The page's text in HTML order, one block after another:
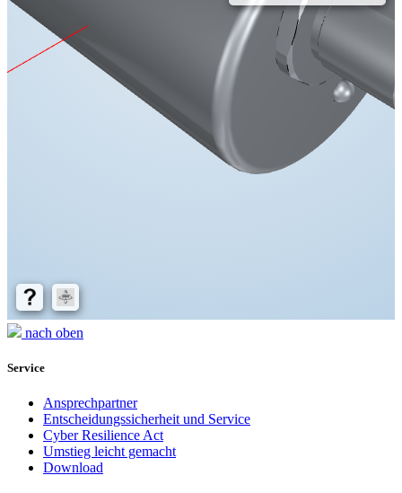
nach oben
Service
Ansprechpartner
Entscheidungssicherheit und Service
Cyber Resilience Act
Umstieg leicht gemacht
Download